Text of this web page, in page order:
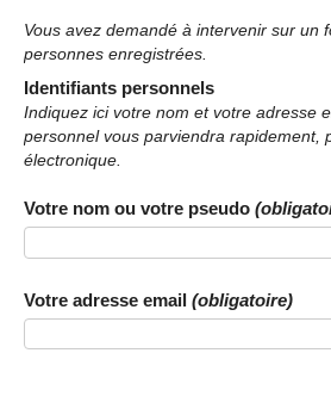
Vous avez demandé à intervenir sur un forum
personnes enregistrées.
Identifiants personnels
Indiquez ici votre nom et votre adresse
personnel vous parviendra rapidement,
électronique.
Votre nom ou votre pseudo
Votre adresse email (obligatoire)